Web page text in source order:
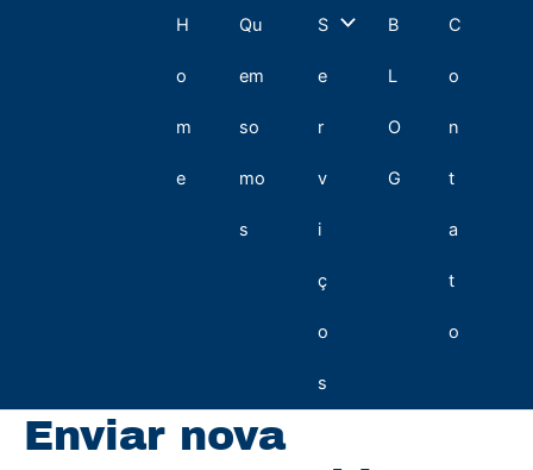
H
o
m
e
Qu
em
so
mo
s
S
e
r
v
i
ç
o
s
Alternar
menu
B
L
O
G
C
o
n
t
a
t
o
Enviar nova